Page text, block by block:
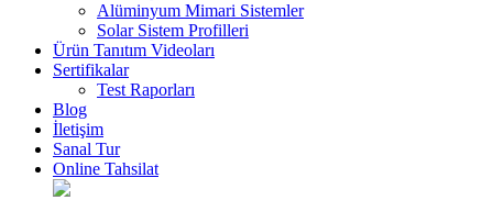
Alüminyum Mimari Sistemler
Solar Sistem Profilleri
Ürün Tanıtım Videoları
Sertifikalar
Test Raporları
Blog
İletişim
Sanal Tur
Online Tahsilat